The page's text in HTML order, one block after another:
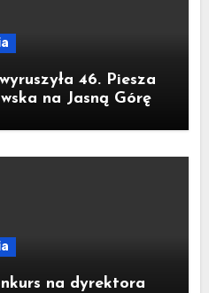
46. Piesza
na Jasną Górę
na dyrektora